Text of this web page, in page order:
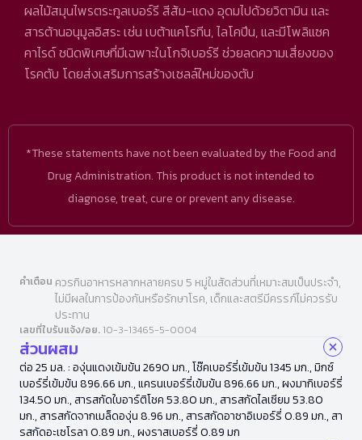
ผลไม้สมุนไพรตระกูลเบอร์รี สีส้ม-แดง อุดมไปด้วยวิตามิน และ
สารต้านอนุมูลอิสระ เช่น เบต้าแคโรทีน, ไลโคปีน, และมีโพลิแซค
คาไรด์ ชนิดพิเศษที่มีเฉพาะในโกจิเบอร์รี ช่วยลดความเสี่ยงของ
โรคตับ โดยส่งเสริมการสร้างเซลล์ใหม่ของตับ
*These statements have not been evaluated by the Food and
Drug Administration. This product is not intended to
diagnose, treat, cure or prevent any disease.
คำเตือน ควรกินอาหารหลากหลายครบ 5 หมู่ในสัดส่วนที่เหมาะสมเป็นประจำ,
ไม่มีผลในการป้องกันหรือรักษาโรค, เด็กและสตรีมีครรภ์ไม่ควรรับ
ประทาน
เลขที่ใบรับแจ้ง/อย. 10-3-13465-5-0004
ส่วนผสม
ต่อ 25 มล. : องุ่นแดงเข้มข้น 2690 มก., โช๊คเบอร์รี่เข้มข้น 1345 มก., มิกซ์
เบอร์รี่เข้มข้น 896.66 มก., แครนเบอร์รี่เข้มข้น 896.66 มก., ผงมากิเบอร์รี่
134.50 มก., สารสกัดใบอาร์ติโชค 53.80 มก., สารสกัดไลเซียม 53.80
มก., สารสกัดจากเมล็ดองุ่น 8.96 มก., สารสกัดอาซาอิเบอร์รี่ 0.89 มก., สา
รสกัดอะเซโรลา 0.89 มก., ผงราสเบอร์รี่ 0.89 มก